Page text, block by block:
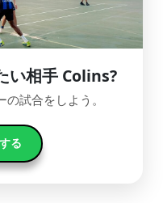
い相手 Colins?
試合をしよう。
る